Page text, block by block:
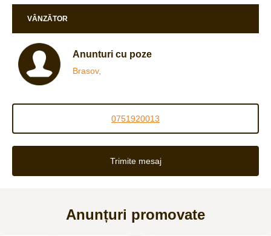
VÂNZĂTOR
Anunturi cu poze
Brasov,
0751920013
Trimite mesaj
Anunțuri promovate